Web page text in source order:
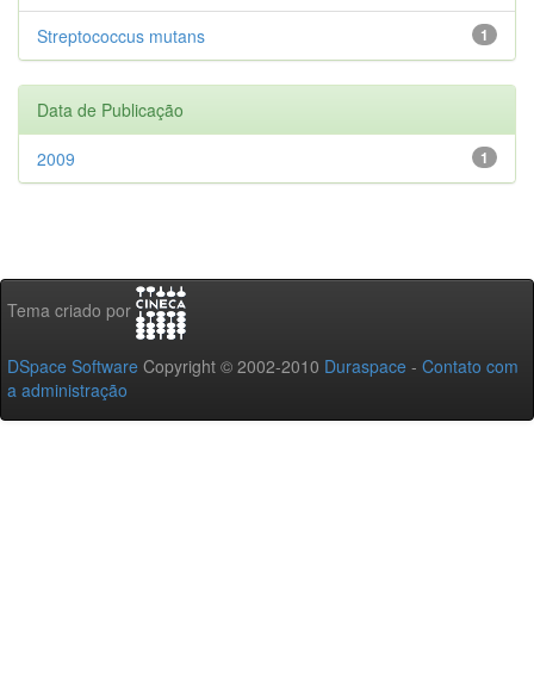
1
Streptococcus mutans
Data de Publicação
1
2009
Tema criado por
DSpace Software Copyright © 2002-2010 Duraspace - Contato com
a administração